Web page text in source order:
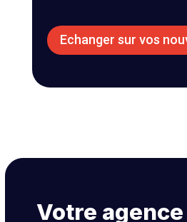
Echanger sur vos
Votre